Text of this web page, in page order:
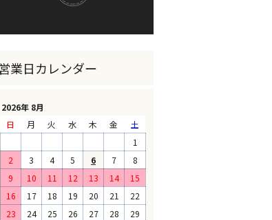
2026年 8月
日
月 火 水 木 金
土
1
2
3 4 5 6 7
8
9
10 11 12 13 14
15
16
17 18 19 20 21
22
23
24 25 26 27 28
29